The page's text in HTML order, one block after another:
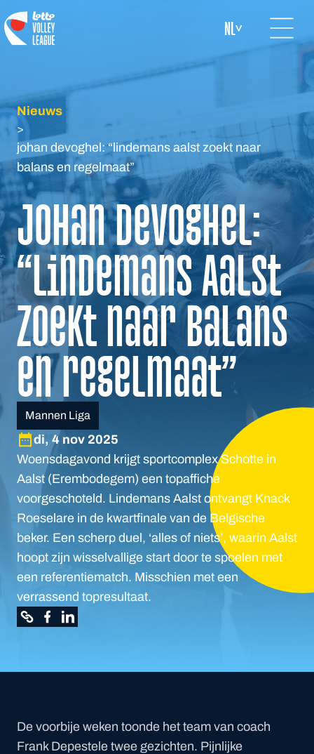
logo-white
NL
Nieuws
>
johan devoghel: “lindemans aalst zoekt naar
balans en regelmaat”
Johan Devoghel:
“Lindemans Aalst
zoekt naar balans
en regelmaat”
Mannen Liga
di, 4 nov 2025
Woensdagavond krijgt sportcomplex Schotte in
Aalst (Erembodegem) een topaffiche
voorgeschoteld. Lindemans Aalst ontvangt Knack
Roeselare in de kwartfinale van de Belgische
beker. Een scherp duel, ‘alles of niets’, waarin Aalst
hoopt zijn wisselvallige start door te spoelen met
een referentiematch. Misschien met een
verrassend topresultaat.
De voorbije weken toonde het team van coach
Frank Depestele twee gezichten. Pijnlijke